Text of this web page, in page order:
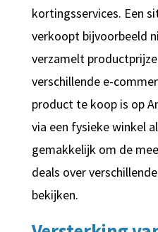
kortingsservices. Een
verkoopt bijvoorbeeld
verzamelt
verschillende e-
product te koop is op
via een fysieke winkel
gemakkelijk om de
deals over
bekijken.